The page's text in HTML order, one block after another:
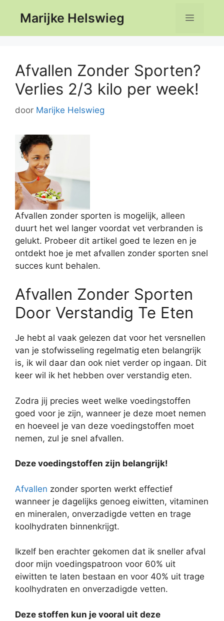
Marijke Helswieg Menu
Afvallen Zonder Sporten?
Verlies 2/3 kilo per week!
door Marijke Helswieg
Afvallen zonder sporten is mogelijk, alleen
duurt het wel langer voordat vet verbranden is
gelukt. Probeer dit artikel goed te lezen en je
ontdekt hoe je met afvallen zonder sporten snel
succes kunt behalen.
Afvallen Zonder Sporten
Door Verstandig Te Eten
Je hebt al vaak gelezen dat voor het versnellen
van je stofwisseling regelmatig eten belangrijk
is, ik wil daar dan ook niet verder op ingaan. Dit
keer wil ik het hebben over verstandig eten.
Zodra jij precies weet welke voedingstoffen
goed voor je zijn, wanneer je deze moet nemen
en hoeveel je van deze voedingstoffen moet
nemen, zul je snel afvallen.
Deze voedingstoffen zijn belangrijk!
Afvallen zonder sporten werkt effectief
wanneer je dagelijks genoeg eiwitten, vitaminen
en mineralen, onverzadigde vetten en trage
koolhydraten binnenkrijgt.
Ikzelf ben erachter gekomen dat ik sneller afval
door mijn voedingspatroon voor 60% uit
eiwitten te laten bestaan en voor 40% uit trage
koolhydraten en onverzadigde vetten.
Deze stoffen kun je vooral uit deze